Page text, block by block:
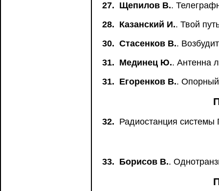
27. Щепилов В..
28. Казанский И.. Твой
30. Стасенков В..
31. Мединец Ю.. Антенна
31. Егоренков В.. Опорный
32. Радиостанция системы
33. Борисов В..